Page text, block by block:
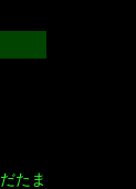
たま